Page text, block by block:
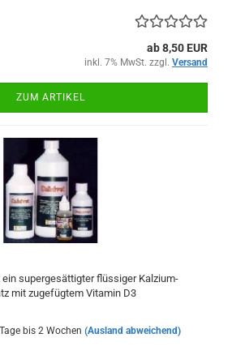
ab 8,50 EUR
inkl. 7% MwSt. zzgl. Versand
ZUM ARTIKEL
supergesättigter flüssiger Kalzium-
mit zugefügtem Vitamin D3
bis 2 Wochen (Ausland abweichend)